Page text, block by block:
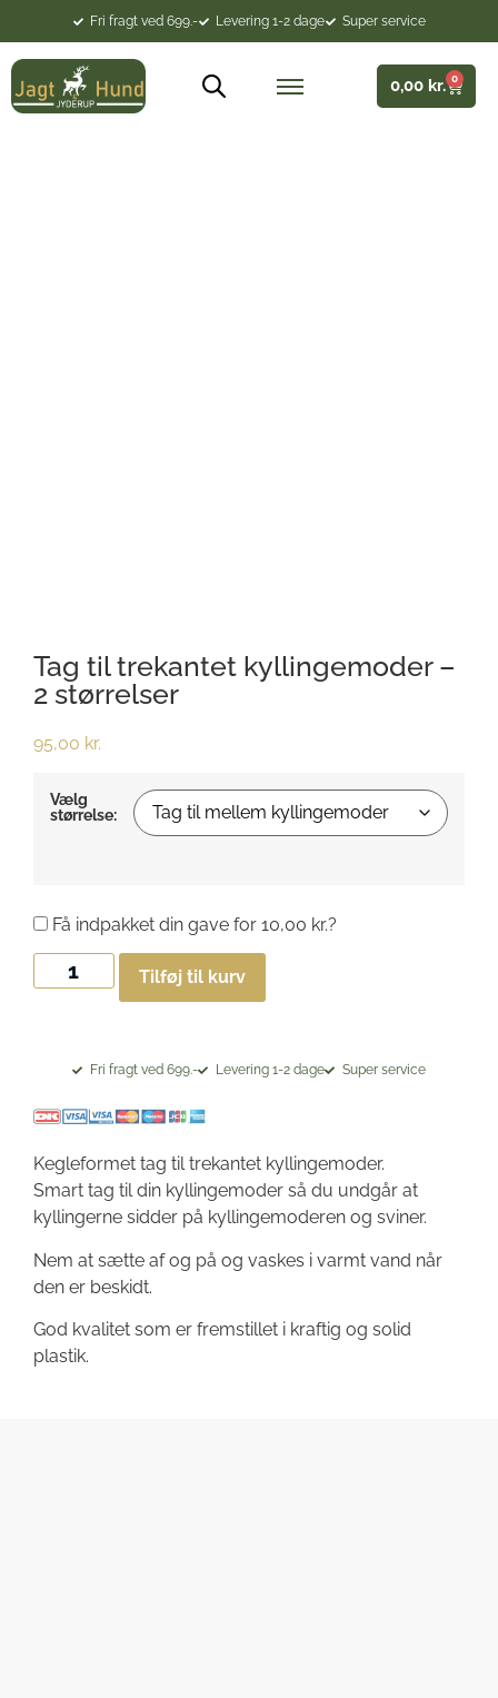
Fri fragt ved 699.- Levering 1-2 dage Super service
0,00 kr. 0
Tag til trekantet kyllingemoder –
2 størrelser
95,00 kr.
Vælg
størrelse:
Tilføj til kurv
Få indpakket din gave for 10,00 kr.?
Fri fragt ved 699.- Levering 1-2 dage Super service
Kegleformet tag til trekantet kyllingemoder.
Smart tag til din kyllingemoder så du undgår at
kyllingerne sidder på kyllingemoderen og sviner.
Nem at sætte af og på og vaskes i varmt vand når
den er beskidt.
God kvalitet som er fremstillet i kraftig og solid
plastik.